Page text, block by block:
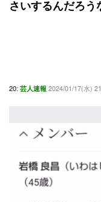
さいするんだろう
20: 芸人速報 2024/01/17(水)